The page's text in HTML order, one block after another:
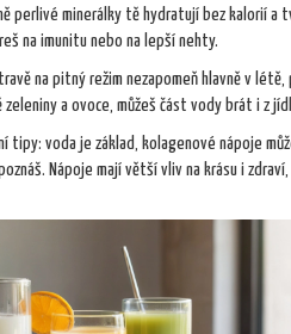
perlivé minerálky tě hydratují bez kalorií a
na imunitu nebo na lepší nehty.
na pitný režim nezapomeň hlavně v
zeleniny a ovoce, můžeš část vody brát i z
tipy: voda je základ, kolagenové nápoje
Nápoje mají větší vliv na krásu i